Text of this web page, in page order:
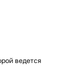
ведется